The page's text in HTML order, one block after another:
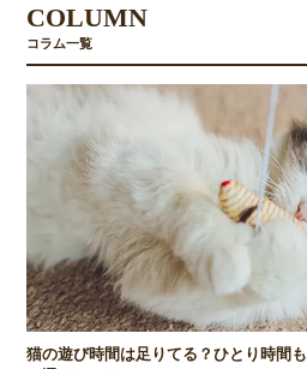
COLUMN
コラム一覧
猫の遊び時間は足りてる？ひとり時間